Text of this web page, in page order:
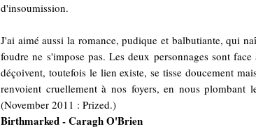
d'insoumission.
J'ai aimé aussi la romance, pudique et balbutiante, qui
foudre ne s'impose pas. Les deux personnages sont
déçoivent, toutefois le lien existe, se tisse doucement
renvoient cruellement à nos foyers, en nous
(November 2011 : Prized.)
Birthmarked - Caragh O'Brien